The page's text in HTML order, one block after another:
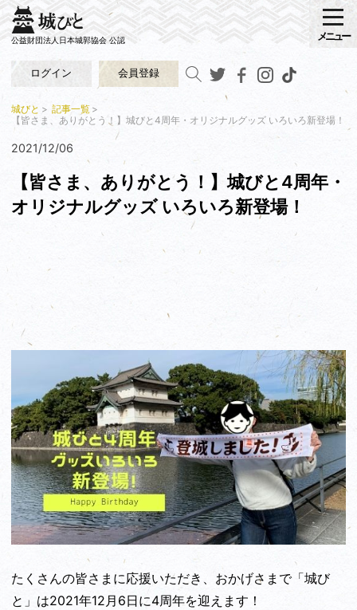
公益財団法人日本城郭協会 公認
ログイン 会員登録
メニュー
城びと
記事一覧
【皆さま、ありがとう！】城びと4周年・オリジナルグッズ いろいろ新登場！
2021/12/06
【皆さま、ありがとう！】城びと4周年・
オリジナルグッズ いろいろ新登場！
たくさんの皆さまに応援いただき、おかげさまで「城び
と」は2021年12月6日に4周年を迎えます！